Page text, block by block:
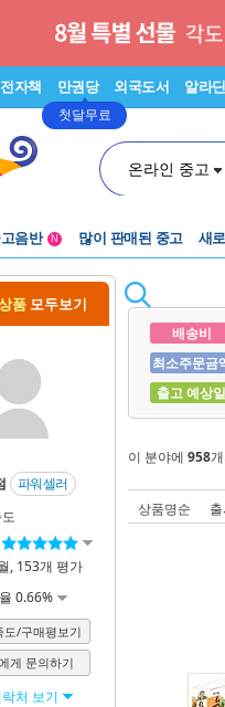
전자책 만권당
첫달무료
외국도서 알라
온라인 중고
음반
음반
N 많이 판매된 중고 새
품 모두보기
파워셀러
, 153개 평가
0.66%
도/구매평보기
게 문의하기
처 보기
배송비
최소주문금
출고 예상일
이 분야에 958
상품명순